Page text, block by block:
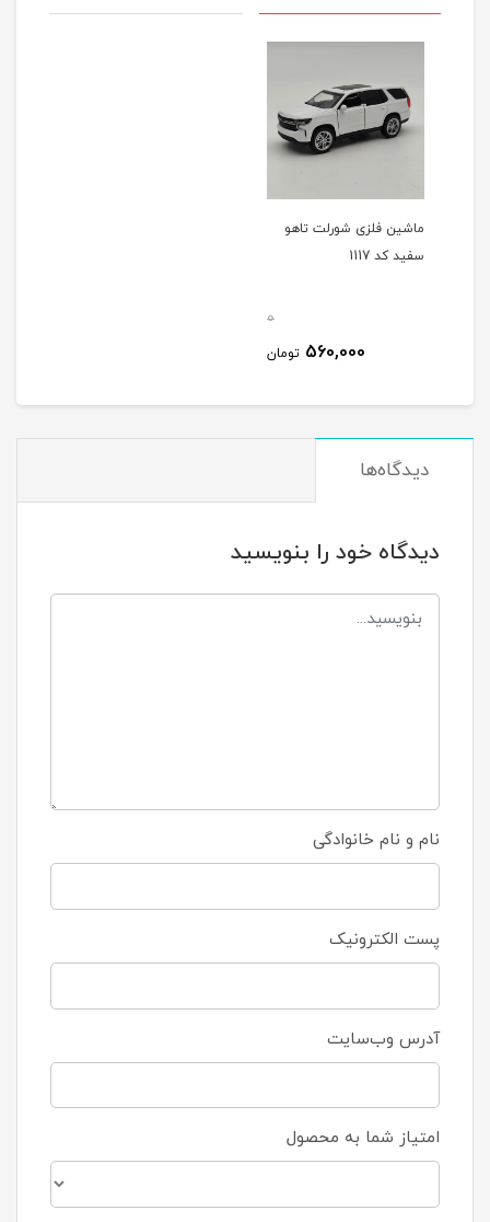
ماشین فلزی شورلت تاهو
سفید کد 1117
0
560,000 تومان
دیدگاه‌ها
دیدگاه خود را بنویسید
نام و نام خانوادگی
پست الکترونیک
آدرس وب‌سایت
امتیاز شما به محصول